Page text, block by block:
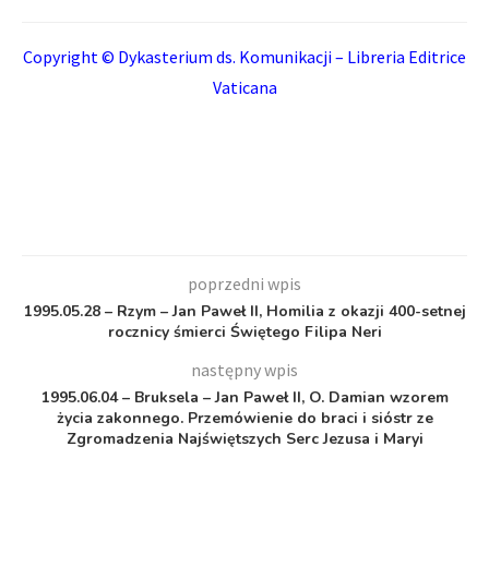
Copyright © Dykasterium ds. Komunikacji – Libreria Editrice
Vaticana
poprzedni wpis
1995.05.28 – Rzym – Jan Paweł II, Homilia z okazji 400-setnej
rocznicy śmierci Świętego Filipa Neri
następny wpis
1995.06.04 – Bruksela – Jan Paweł II, O. Damian wzorem
życia zakonnego. Przemówienie do braci i sióstr ze
Zgromadzenia Najświętszych Serc Jezusa i Maryi